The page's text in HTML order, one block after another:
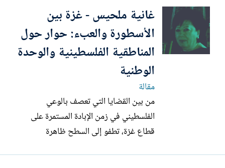
الفلسطيني والعربي، وفي جنوب العالم، بل
والقارئ الحر في عموم العالم، من فهم جذور
ما يجري من...
غانية ملحيس - غزة بين
الأسطورة والعبء: حوار حول
المناطقية الفلسطينية والوحدة
الوطنية
مقالة
من بين القضايا التي تعصف بالوعي
الفلسطيني في زمن الإبادة المستمرة على
قطاع غزة، تطفو إلى السطح ظاهرة